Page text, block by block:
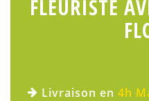
FLEURISTE
Livraison en 4h